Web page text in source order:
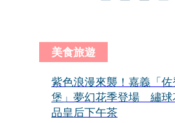
美食旅遊
紫色浪漫來襲！嘉義「
堡」夢幻花季登場 繡球
品皇后下午茶